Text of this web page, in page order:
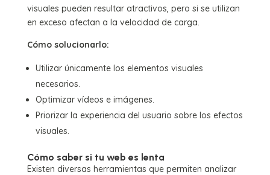
visuales pueden resultar atractivos, pero si se utilizan
en exceso afectan a la velocidad de carga.
Cómo solucionarlo:
Utilizar únicamente los elementos visuales
necesarios.
Optimizar vídeos e imágenes.
Priorizar la experiencia del usuario sobre los efectos
visuales.
Cómo saber si tu web es lenta
Existen diversas herramientas que permiten analizar